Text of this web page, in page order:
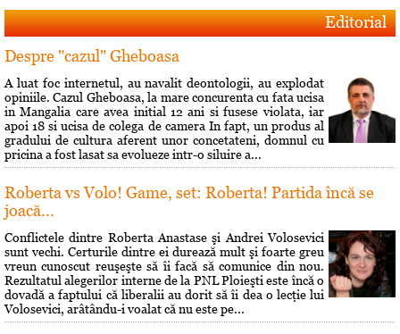
Editorial
Despre "cazul" Gheboasa
A luat foc internetul, au navalit deontologii, au explodat
opiniile. Cazul Gheboasa, la mare concurenta cu fata ucisa
in Mangalia care avea initial 12 ani si fusese violata, iar
apoi 18 si ucisa de colega de camera In fapt, un produs al
gradului de cultura aferent unor concetateni, domnul cu
pricina a fost lasat sa evolueze intr-o siluire a...
Roberta vs Volo! Game, set: Roberta! Partida încă se
joacă...
Conflictele dintre Roberta Anastase şi Andrei Volosevici
sunt vechi. Certurile dintre ei durează mult şi foarte greu
vreun cunoscut reuşeşte să îi facă să comunice din nou.
Rezultatul alegerilor interne de la PNL Ploieşti este încă o
dovadă a faptului că liberalii au dorit să îi dea o lecţie lui
Volosevici, arâtându-i voalat că nu este pe...